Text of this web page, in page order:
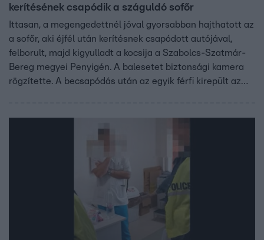
kerítésének csapódik a száguldó sofőr
Ittasan, a megengedettnél jóval gyorsabban hajthatott az
a sofőr, aki éjfél után kerítésnek csapódott autójával,
felborult, majd kigyulladt a kocsija a Szabolcs-Szatmár-
Bereg megyei Penyigén. A balesetet biztonsági kamera
rögzítette. A becsapódás után az egyik férfi kirepült az